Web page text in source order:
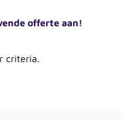
offerte aan!
criteria.